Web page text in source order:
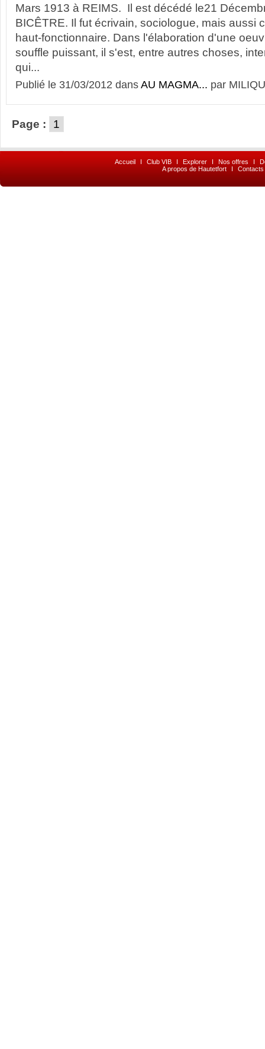
Mars 1913 à REIMS. Il est décédé le21
BICÊTRE. Il fut écrivain, sociologue, mais aussi
haut-fonctionnaire. Dans l'élaboration d'une
souffle puissant, il s'est, entre autres choses,
qui...
Publié le 31/03/2012 dans AU MAGMA... par
Page : 1
Accueil I Club VIB I Explorer I Nos offres I
A propos de Hautetfort
I Contacts